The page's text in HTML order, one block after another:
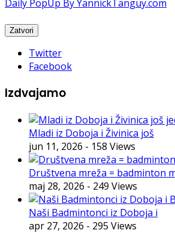
Daily PopUp By YannickTanguy.com
Twitter
Facebook
Izdvajamo
Mladi iz Doboja i Živinica još
jun 11, 2026 - 158 Views
Društvena mreža = badminton
maj 28, 2026 - 249 Views
Naši Badmintonci iz Doboja i
apr 27, 2026 - 295 Views